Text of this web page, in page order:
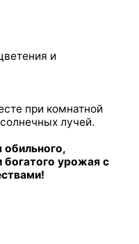
и
при комнатной
лучей.
обильного,
богатого урожая с